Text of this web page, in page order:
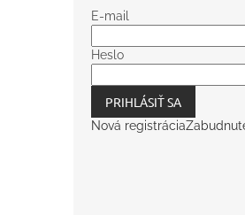
E-mail
Heslo
PRIHLÁSIŤ SA
Nová registrácia